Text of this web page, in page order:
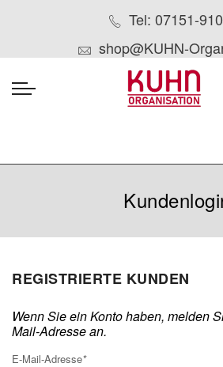
Tel: 07151-
shop@KUHN-
REGISTRIERTE KUNDEN
Wenn Sie ein Konto haben, melden
Mail-Adresse an.
E-Mail-Adresse*